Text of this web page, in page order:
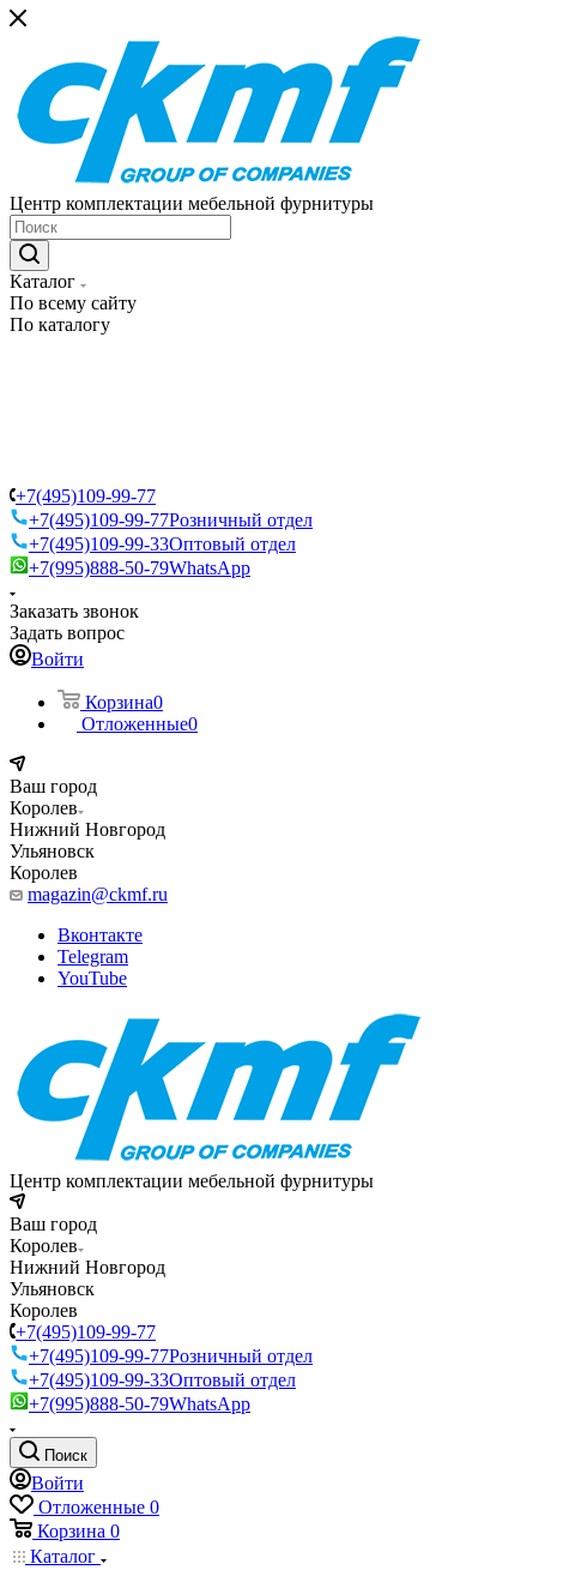
Центр комплектации мебельной фурнитуры
Каталог
По всему сайту
По каталогу
+7(495)109-99-77
+7(495)109-99-77Розничный отдел
+7(495)109-99-33Оптовый отдел
+7(995)888-50-79WhatsApp
Заказать звонок
Задать вопрос
Войти
Корзина0
Отложенные0
Ваш город
Королев
Нижний Новгород
Ульяновск
Королев
magazin@ckmf.ru
Вконтакте
Telegram
YouTube
Центр комплектации мебельной фурнитуры
Ваш город
Королев
Нижний Новгород
Ульяновск
Королев
+7(495)109-99-77
+7(495)109-99-77Розничный отдел
+7(495)109-99-33Оптовый отдел
+7(995)888-50-79WhatsApp
Поиск
Войти
Отложенные 0
Корзина 0
Каталог